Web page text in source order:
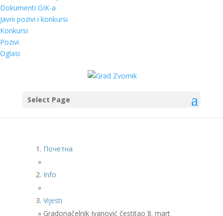
Dokumenti GIK-a
Javni pozivi i konkursi
Konkursi
Pozivi
Oglasi
Select Page
Почетна
»
Info
»
Vijesti
» Gradonačelnik Ivanović čestitao 8. mart